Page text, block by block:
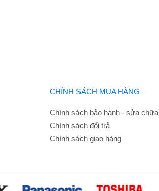
CHÍNH SÁCH MUA HÀNG
Chính sách bảo hành - sửa chữa
Chính sách đổi trả
Chính sách giao hàng